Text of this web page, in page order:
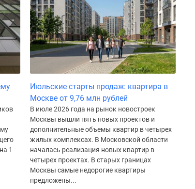
1
Июльские старты продаж: квартира в
Москве от 9,76 млн рублей
В июле 2026 года на рынок новостроек
Москвы вышли пять новых проектов и
дополнительные объемы квартир в четырех
жилых комплексах. В Московской области
началась реализация новых квартир в
четырех проектах. В старых границах
Москвы самые недорогие квартиры
предложены...